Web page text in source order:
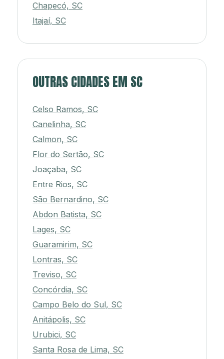
Chapecó, SC
Itajaí, SC
OUTRAS CIDADES EM SC
Celso Ramos, SC
Canelinha, SC
Calmon, SC
Flor do Sertão, SC
Joaçaba, SC
Entre Rios, SC
São Bernardino, SC
Abdon Batista, SC
Lages, SC
Guaramirim, SC
Lontras, SC
Treviso, SC
Concórdia, SC
Campo Belo do Sul, SC
Anitápolis, SC
Urubici, SC
Santa Rosa de Lima, SC